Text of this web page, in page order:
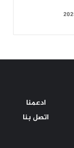
ادعمنا
اتصل بنا